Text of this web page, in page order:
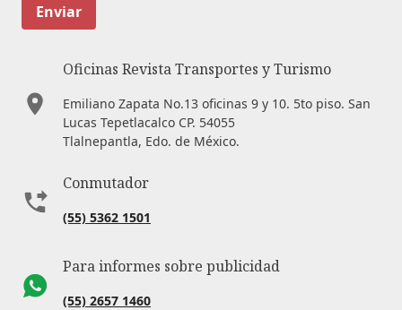
Enviar
Oficinas Revista Transportes y Turismo
Emiliano Zapata No.13 oficinas 9 y 10. 5to piso. San
Lucas Tepetlacalco CP. 54055
Tlalnepantla, Edo. de México.
Conmutador
(55) 5362 1501
Para informes sobre publicidad
(55) 2657 1460